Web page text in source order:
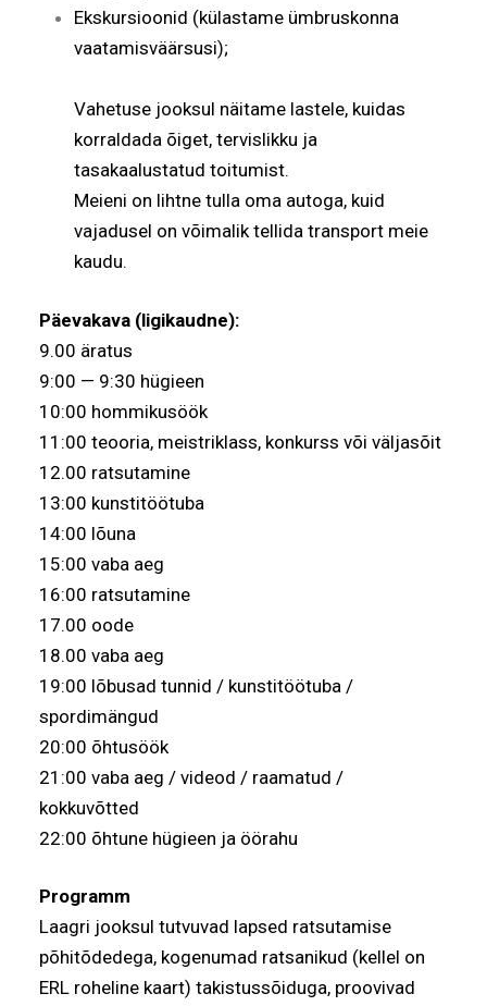
Ekskursioonid (külastame ümbruskonna
vaatamisväärsusi);
Vahetuse jooksul näitame lastele, kuidas
korraldada õiget, tervislikku ja
tasakaalustatud toitumist.
Meieni on lihtne tulla oma autoga, kuid
vajadusel on võimalik tellida transport meie
kaudu.
Päevakava (ligikaudne):
9.00 äratus
9:00 — 9:30 hügieen
10:00 hommikusöök
11:00 teooria, meistriklass, konkurss või väljasõit
12.00 ratsutamine
13:00 kunstitöötuba
14:00 lõuna
15:00 vaba aeg
16:00 ratsutamine
17.00 oode
18.00 vaba aeg
19:00 lõbusad tunnid / kunstitöötuba /
spordimängud
20:00 õhtusöök
21:00 vaba aeg / videod / raamatud /
kokkuvõtted
22:00 õhtune hügieen ja öörahu
Programm
Laagri jooksul tutvuvad lapsed ratsutamise
põhitõdedega, kogenumad ratsanikud (kellel on
ERL roheline kaart) takistussõiduga, proovivad